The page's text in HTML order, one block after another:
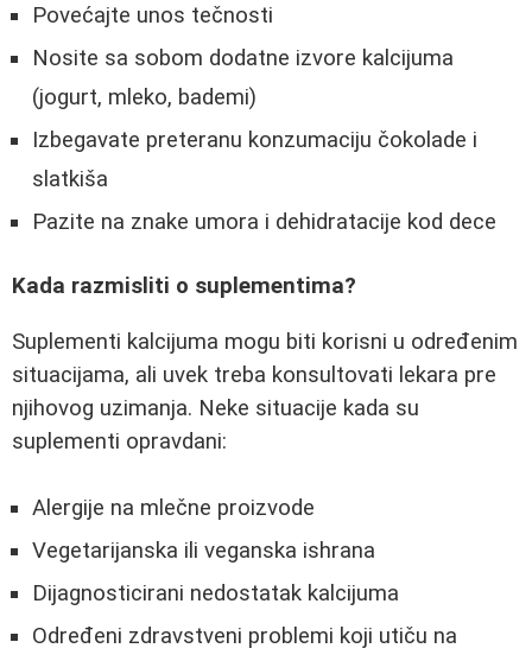
Povećajte unos tečnosti
Nosite sa sobom dodatne izvore kalcijuma
(jogurt, mleko, bademi)
Izbegavate preteranu konzumaciju čokolade i
slatkiša
Pazite na znake umora i dehidratacije kod dece
Kada razmisliti o suplementima?
Suplementi kalcijuma mogu biti korisni u određenim
situacijama, ali uvek treba konsultovati lekara pre
njihovog uzimanja. Neke situacije kada su
suplementi opravdani:
Alergije na mlečne proizvode
Vegetarijanska ili veganska ishrana
Dijagnosticirani nedostatak kalcijuma
Određeni zdravstveni problemi koji utiču na